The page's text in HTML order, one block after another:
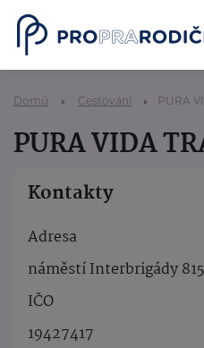
Domů Cestování PURA
PURA VIDA
Kontakty
Adresa
náměstí Interbrigády
IČO
19427417